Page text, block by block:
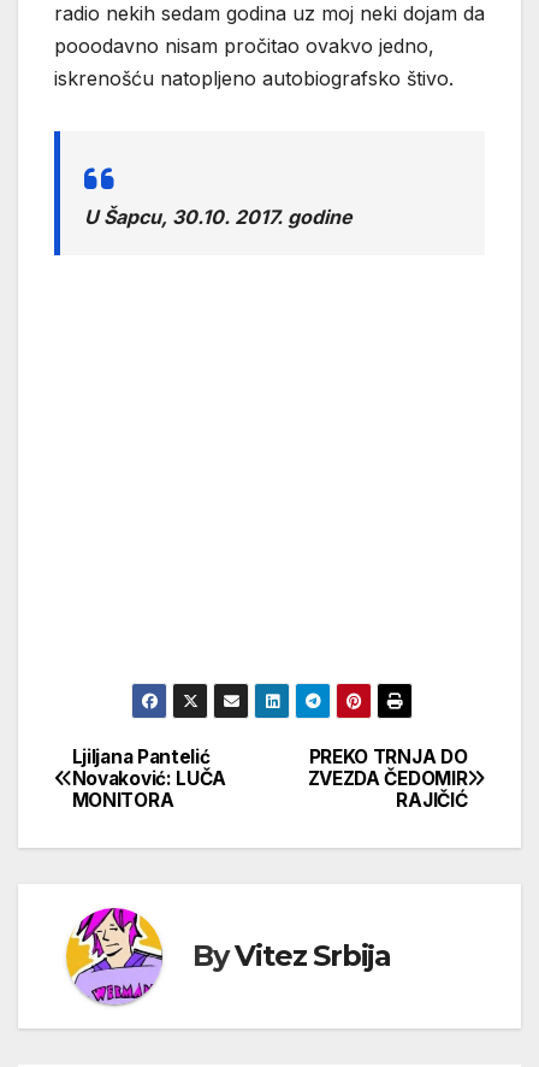
radio nekih sedam godina uz moj neki dojam da
pooodavno nisam pročitao ovakvo jedno,
iskrenošću natopljeno autobiografsko štivo.
U Šapcu, 30.10. 2017. godine
Кретање
чланка
PREKO TRNJA DO
ZVEZDA ČEDOMIR
RAJIČIĆ
Ljiljana Pantelić
Novaković: LUČA
MONITORA
ByVitez Srbija